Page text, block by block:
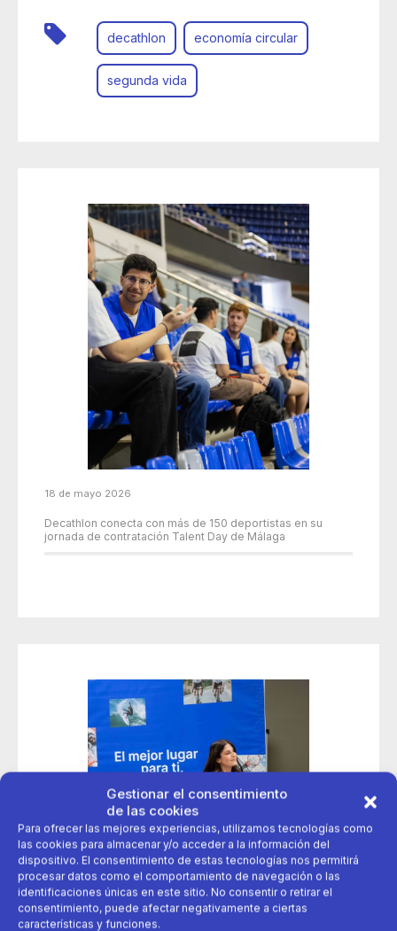
Gestionar el consentimiento
de las cookies
Para ofrecer las mejores experiencias, utilizamos tecnologías como
las cookies para almacenar y/o acceder a la información del
dispositivo. El consentimiento de estas tecnologías nos permitirá
procesar datos como el comportamiento de navegación o las
identificaciones únicas en este sitio. No consentir o retirar el
consentimiento, puede afectar negativamente a ciertas
características y funciones.
decathlon economía circular
segunda vida
18 de mayo 2026
Decathlon conecta con más de 150 deportistas en su
jornada de contratación Talent Day de Málaga